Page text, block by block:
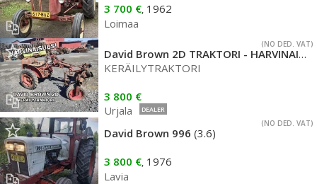
3 700 €, 1962
Loimaa
(NO DED. VAT)
David Brown 2D TRAKTORI - HARVINAISUUS
KERÄILYTRAKTORI
3 800 €
Urjala
DEALER
(NO DED. VAT)
David Brown 996 (3.6)
3 800 €, 1976
Lavia